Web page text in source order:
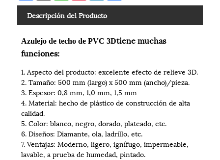
Descripción del Producto
Azulejo de techo de PVC 3Dtiene muchas
funciones:
1. Aspecto del producto: excelente efecto de relieve 3D.
2. Tamaño: 500 mm (largo) x 500 mm (ancho)/pieza.
3. Espesor: 0,8 mm, 1,0 mm, 1,5 mm
4. Material: hecho de plástico de construcción de alta
calidad.
5. Color: blanco, negro, dorado, plateado, etc.
6. Diseños: Diamante, ola, ladrillo, etc.
7. Ventajas: Moderno, ligero, ignífugo, impermeable,
lavable, a prueba de humedad, pintado.